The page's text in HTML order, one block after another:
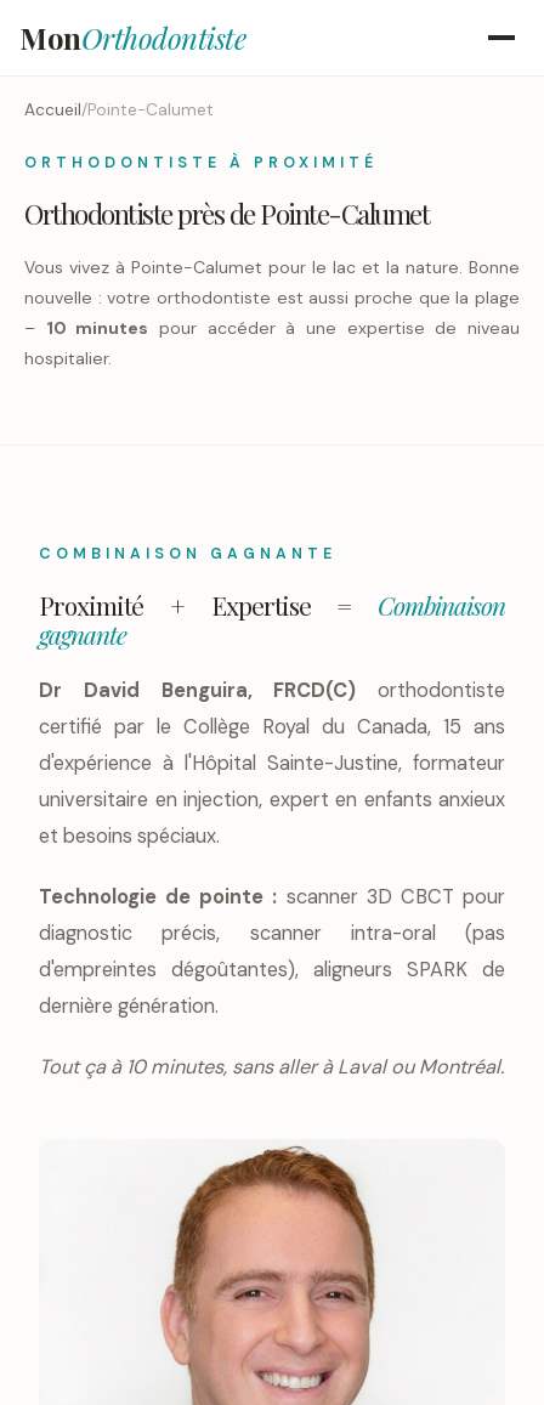
MonOrthodontiste
Accueil/Pointe-Calumet
ORTHODONTISTE À PROXIMITÉ
Orthodontiste près de Pointe-Calumet
Vous vivez à Pointe-Calumet pour le lac et la nature. Bonne
nouvelle : votre orthodontiste est aussi proche que la plage
– 10 minutes pour accéder à une expertise de niveau
hospitalier.
COMBINAISON GAGNANTE
Proximité + Expertise = Combinaison
gagnante
Dr David Benguira, FRCD(C) orthodontiste
certifié par le Collège Royal du Canada, 15 ans
d'expérience à l'Hôpital Sainte-Justine, formateur
universitaire en injection, expert en enfants anxieux
et besoins spéciaux.
Technologie de pointe : scanner 3D CBCT pour
diagnostic précis, scanner intra-oral (pas
d'empreintes dégoûtantes), aligneurs SPARK de
dernière génération.
Tout ça à 10 minutes, sans aller à Laval ou Montréal.